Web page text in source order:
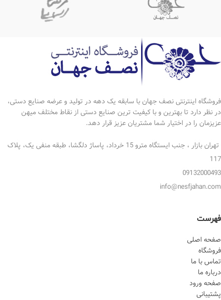
ارتفاعاجیل خوری بزرگ : 25 سانتی متر
دهانه :12 سانتی متر
*گارانتی:5 سال
فروشگاه اینترنتی نصف جهان با سابقه یک دهه در تولید و عرضه صنایع دستی،
در نظر دارد تا بهترین و با کیفیت ترین صنایع دستی از نقاط مختلف میهن
عزیزمان را در اختیار شما مشتریان عزیز قرار دهد.
تهران بازار ، جنب ایستگاه مترو 15 خرداد، پاساژ دلگشا، طبقه منفی یک، پلاک
117
09132000493
info@nesfjahan.com
فهرست
صفحه اصلی
فروشگاه
تماس با ما
درباره ما
صفحه ورود
پشتیبانی